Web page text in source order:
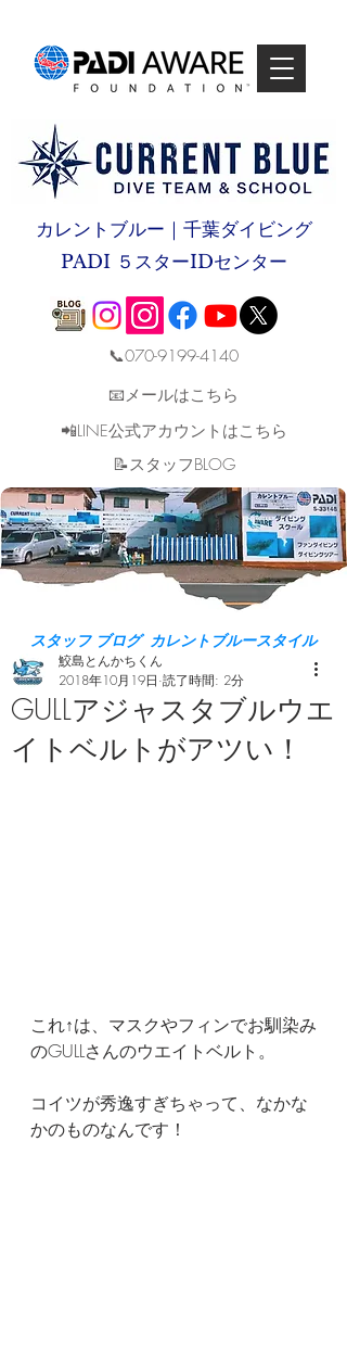
カレントブルー｜千葉ダイビング
PADI ５スターIDセンター
📞070-9199-4140
📧メールはこちら
📲LINE公式アカウントはこちら
​📝スタッフBLOG
スタッフ ブログ カレントブルースタイル
GULLアジャスタブルウエ
イトベルトがアツい！
鮫島とんかちくん
2018年10月19日 読了時間: 2分
これ↑は、マスクやフィンでお馴染み
のGULLさんのウエイトベルト。
コイツが秀逸すぎちゃって、なかな
かのものなんです！